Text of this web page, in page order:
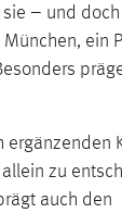
– und
ein
zu
auch den